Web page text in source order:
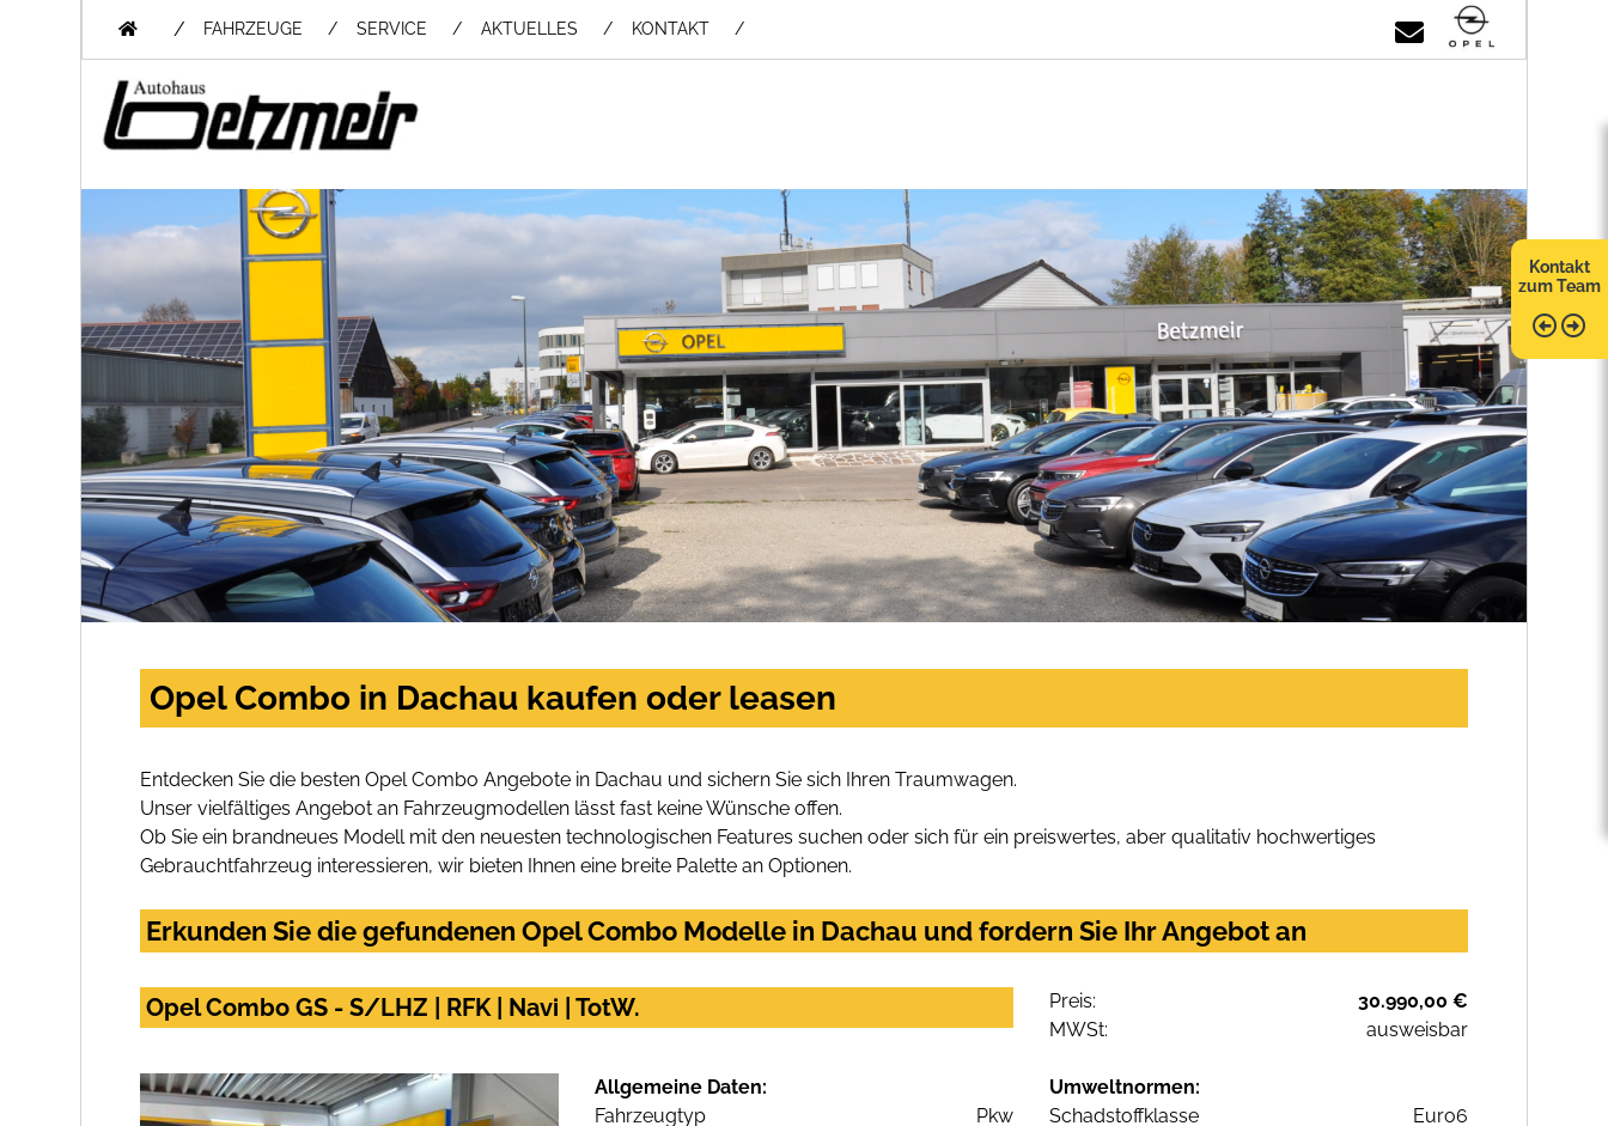
/ FAHRZEUGE SERVICE AKTUELLES KONTAKT
Kontakt
zum Team
Opel Combo in Dachau kaufen oder leasen
Entdecken Sie die besten Opel Combo Angebote in Dachau und sichern Sie sich Ihren Traumwagen.
Unser vielfältiges Angebot an Fahrzeugmodellen lässt fast keine Wünsche offen.
Ob Sie ein brandneues Modell mit den neuesten technologischen Features suchen oder sich für ein preiswertes, aber qualitativ hochwertiges
Gebrauchtfahrzeug interessieren, wir bieten Ihnen eine breite Palette an Optionen.
Erkunden Sie die gefundenen Opel Combo Modelle in Dachau und fordern Sie Ihr Angebot an
Opel Combo GS - S/LHZ | RFK | Navi | TotW. Preis:
30.990,00 €
MWSt:
ausweisbar
Allgemeine Daten:
Fahrzeugtyp
Pkw
Umweltnormen:
Schadstoffklasse
Euro6